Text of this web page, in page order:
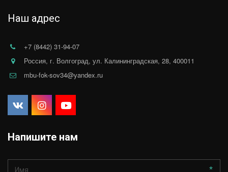
Наш адрес
+7 (8442) 31-94-07
Россия, г. Волгоград, ул. Калининградская, 28, 400011
mbu-fok-sov34@yandex.ru
Напишите нам
*